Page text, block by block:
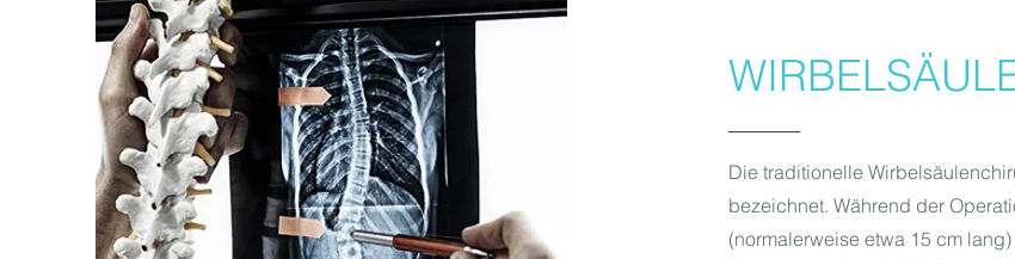
Die traditionelle
bezeichnet. Während der
(normalerweise etwa 15 cm